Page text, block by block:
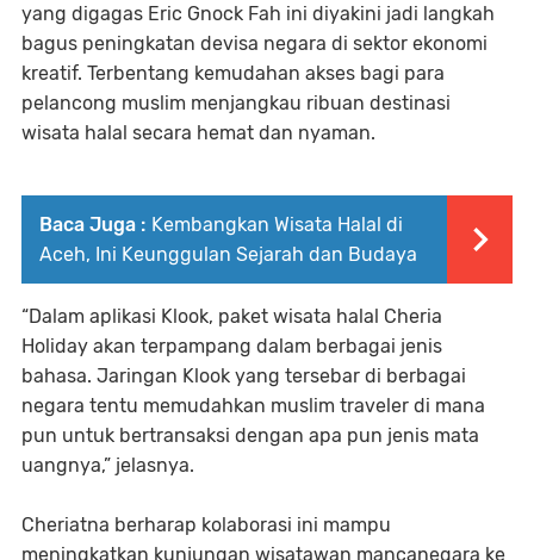
yang digagas Eric Gnock Fah ini diyakini jadi langkah
bagus peningkatan devisa negara di sektor ekonomi
kreatif. Terbentang kemudahan akses bagi para
pelancong muslim menjangkau ribuan destinasi
wisata halal secara hemat dan nyaman.
Baca Juga : Kembangkan Wisata Halal di
Aceh, Ini Keunggulan Sejarah dan Budaya
“Dalam aplikasi Klook, paket wisata halal Cheria
Holiday akan terpampang dalam berbagai jenis
bahasa. Jaringan Klook yang tersebar di berbagai
negara tentu memudahkan muslim traveler di mana
pun untuk bertransaksi dengan apa pun jenis mata
uangnya,” jelasnya.
Cheriatna berharap kolaborasi ini mampu
meningkatkan kunjungan wisatawan mancanegara ke